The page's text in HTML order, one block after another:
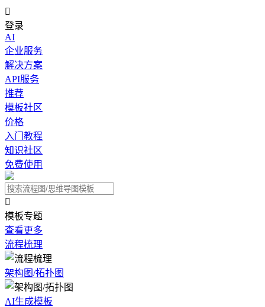

登录
AI
企业服务
解决方案
API服务
推荐
模板社区
价格
入门教程
知识社区
免费使用

模板专题
查看更多
流程梳理
架构图/拓扑图
AI生成模板